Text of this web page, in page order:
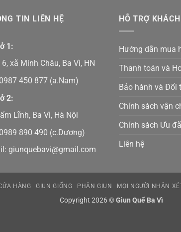
TIN LIÊN HỆ
1:
xã Minh Châu, Ba Vì, HN
0987 450 877 (a.Nam)
2:
Lĩnh, Ba Vì, Hà Nội
0989 890 490 (c.Dương)
giunquebavi@gmail.com
HỖ TRỢ
Hướng dẫn mua
Thanh toán và
Bảo hành và Đổi
Chính sách vận
Chính sách Ưu
Liên hệ
HÀNG GIUN GIỐNG PHÂN GIUN MỌI NGƯỜI NHẬN
Copyright 2026 ©Giun Quế Ba Vì